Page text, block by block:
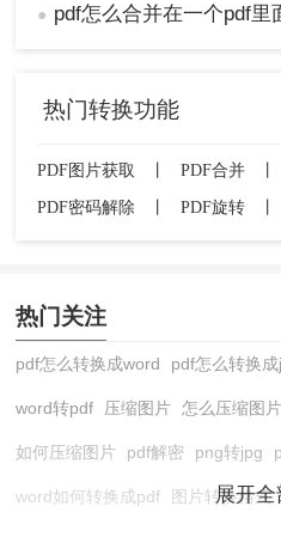
● pdf怎么合并在一个pdf里面？
热门转换功能
PDF图片获取 PDF合并
PDF密码解除
PDF旋转
热门关注
pdf怎么转换成word pdf怎么转换
word转pdf 压缩图片 怎么压缩图片
如何压缩图片 pdf解密 png转jpg
word如何转换成pdf 图片转换格式
展开